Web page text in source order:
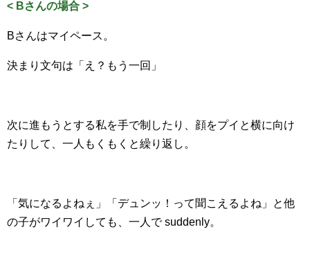
< Bさんの場合 >
Bさんはマイペース。
決まり文句は「え？もう一回」
次に進もうとする私を手で制したり、顔をプイと横に向け
たりして、一人もくもくと繰り返し。
「気になるよねぇ」「デュンッ！って聞こえるよね」と他
の子がワイワイしても、一人で suddenly。